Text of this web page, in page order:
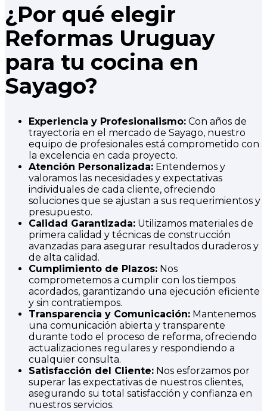
¿Por qué elegir
Reformas Uruguay
para tu cocina en
Sayago?
Experiencia y Profesionalismo: Con años de
trayectoria en el mercado de Sayago, nuestro
equipo de profesionales está comprometido con
la excelencia en cada proyecto.
Atención Personalizada: Entendemos y
valoramos las necesidades y expectativas
individuales de cada cliente, ofreciendo
soluciones que se ajustan a sus requerimientos y
presupuesto.
Calidad Garantizada: Utilizamos materiales de
primera calidad y técnicas de construcción
avanzadas para asegurar resultados duraderos y
de alta calidad.
Cumplimiento de Plazos: Nos
comprometemos a cumplir con los tiempos
acordados, garantizando una ejecución eficiente
y sin contratiempos.
Transparencia y Comunicación: Mantenemos
una comunicación abierta y transparente
durante todo el proceso de reforma, ofreciendo
actualizaciones regulares y respondiendo a
cualquier consulta.
Satisfacción del Cliente: Nos esforzamos por
superar las expectativas de nuestros clientes,
asegurando su total satisfacción y confianza en
nuestros servicios.